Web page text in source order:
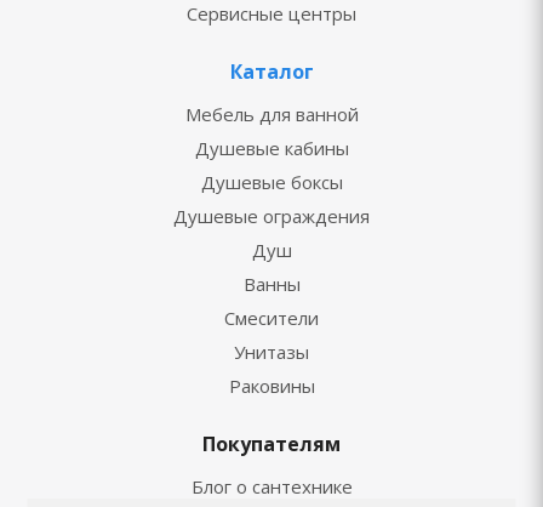
Сервисные центры
Каталог
Мебель для ванной
Душевые кабины
Душевые боксы
Душевые ограждения
Душ
Ванны
Смесители
Унитазы
Раковины
Покупателям
Блог о сантехнике